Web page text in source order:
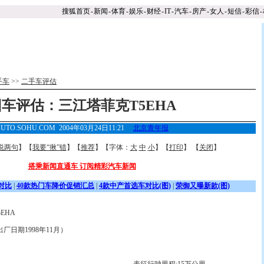
搜狐首页-新闻-体育-娱乐-财经-IT-汽车-房产-女人 -短信-彩信-
车 >> 二手车评估
评估：三江塔菲克T5EHA
2004年03月24日11:21 北京青年报
两句 】【我要“揪”错】【推荐】【字体： 大 中 小】【打印 】 【 关闭 】
搭乘新闻直通车 订阅精彩汽车新闻
比 40款热门车降价促销汇总 4款中产首选车对比(图) 荣御又曝新款(图)
期1998年11月）